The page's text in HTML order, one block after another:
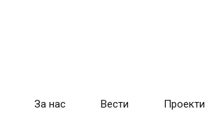
За нас Вести Проекти